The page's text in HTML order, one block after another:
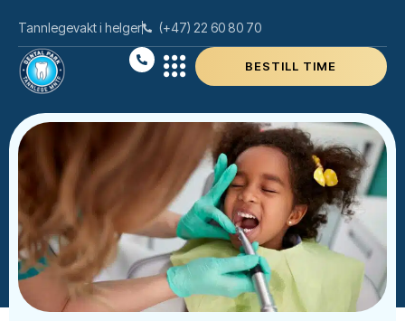
Tannlegevakt i helger (+47) 22 60 80 70
BESTILL TIME